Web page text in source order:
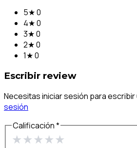
5★0
4★0
3★0
2★0
1★0
Escribir review
Necesitas iniciar sesión para escribir
sesión
Calificación *
★★★★★